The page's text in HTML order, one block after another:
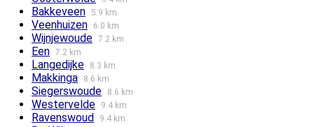
Bakkeveen 5.9 km
Veenhuizen 6.0 km
Wijnjewoude 7.2 km
Een 7.2 km
Langedijke 8.3 km
Makkinga 8.6 km
Siegerswoude 8.6 km
Westervelde 9.4 km
Ravenswoud 9.4 km